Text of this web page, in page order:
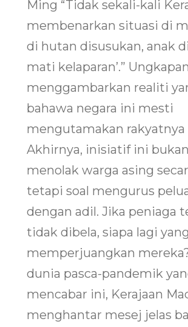
Ming “Tidak sekali-kali
membenarkan situasi di
di hutan disusukan, anak
mati kelaparan’.”
menggambarkan realiti
bahawa negara ini mesti
mengutamakan rakyatnya
Akhirnya, inisiatif ini
menolak warga asing
tetapi soal mengurus
dengan adil. Jika peniaga
tidak dibela, siapa lagi
memperjuangkan
dunia pasca-pandemik
mencabar ini, Kerajaan
menghantar mesej jelas